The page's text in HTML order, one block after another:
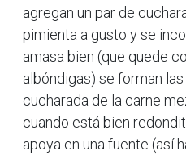
agregan un par de
pimienta a gusto y se
amasa bien (que quede
albóndigas) se forman
cucharada de la carne
cuando está bien
apoya en una fuente (así